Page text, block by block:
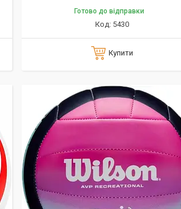
Готово до відправки
5430
Купити